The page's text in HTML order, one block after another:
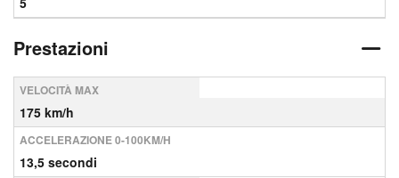
Prestazioni
VELOCITÀ MAX
175 km/h
ACCELERAZIONE 0-100KM/H
13,5 secondi